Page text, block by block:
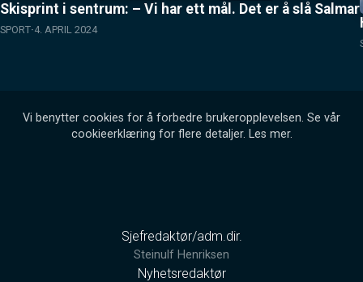
Skisprint i sentrum: – Vi har ett mål. Det er å slå Salmar
SPORT 4. APRIL 2024
Vi benytter cookies for å forbedre brukeropplevelsen. Se vår
cookieerklæring for flere detaljer. Les mer.
Sjefredaktør/adm.dir.
Steinulf Henriksen
Nyhetsredaktør